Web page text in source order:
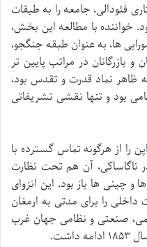
فئودالی، جامعه را به طبقات
خواننده با مطالعه این بخش،
ها، به عنوان طبقه جنگجو،
بازرگانان در مراتب پایین تر
ظاهر نماد قدرت و تقدس بود،
بود و تنها نقشی تشریفاتی
را از هرگونه تماس گسترده با
ناگاساکی، آن هم تحت نظارت
و چینی ها باز بود. این انزوای
را برای مدتی به ارمغان
صنعتی و نظامی جهان غرب